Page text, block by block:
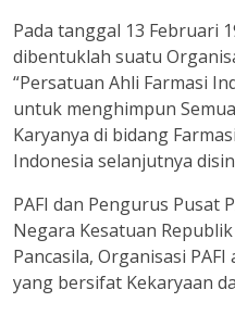
Pada tanggal 13 Februari
dibentuklah suatu
“Persatuan Ahli Farmasi
untuk menghimpun
Karyanya di bidang
Indonesia selanjutnya
PAFI dan Pengurus Pusat
Negara Kesatuan
Pancasila, Organisasi
yang bersifat Kekaryaan